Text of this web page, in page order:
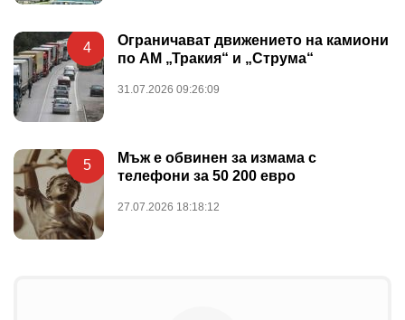
4
Ограничават движението на камиони
по АМ „Тракия“ и „Струма“
31.07.2026 09:26:09
5
Мъж е обвинен за измама с
телефони за 50 200 евро
27.07.2026 18:18:12